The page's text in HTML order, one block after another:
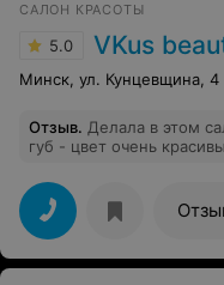
САЛОН КРАСОТЫ
5.0 VKus
Минск, ул. Кунцевщина, 4
Отзыв. Делала в этом
губ - цвет очень